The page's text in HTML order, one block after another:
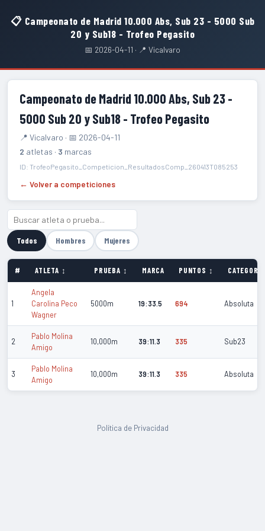
📋 Campeonato de Madrid 10.000 Abs, Sub 23 - 5000 Sub
20 y Sub18 - Trofeo Pegasito
📅 2026-04-11 · 📍 Vicalvaro
Campeonato de Madrid 10.000 Abs, Sub 23 -
5000 Sub 20 y Sub18 - Trofeo Pegasito
📍 Vicalvaro · 📅 2026-04-11
2 atletas · 3 marcas
ID: TrofeoPegasito_Competicion_ResultadosComp_260413T085253
← Volver a competiciones
Todos Hombres Mujeres
# ATLETA ↕ PRUEBA ↕ MARCA PUNTOS ↕
1
Angela
Carolina Peco
Wagner
5000m 19:33.5 694 Absoluta
2
Pablo Molina
Amigo
10,000m 39:11.3 335 Sub23
3
Pablo Molina
Amigo
10,000m 39:11.3 335 Absoluta
Política de Privacidad